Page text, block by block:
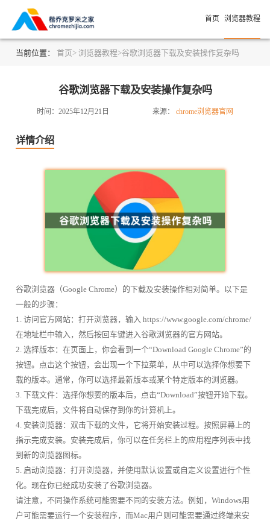
首页 浏览器教程
当前位置： 首页> 浏览器教程>谷歌浏览器下载及安装操作复杂吗
谷歌浏览器下载及安装操作复杂吗
时间：2025年12月21日 来源： chrome浏览器官网
详情介绍
谷歌浏览器（Google Chrome）的下载及安装操作相对简单。以下是
一般的步骤：
1. 访问官方网站：打开浏览器，输入 https://www.google.com/chrome/
在地址栏中输入，然后按回车键进入谷歌浏览器的官方网站。
2. 选择版本：在页面上，你会看到一个“Download Google Chrome”的
按钮。点击这个按钮，会出现一个下拉菜单，从中可以选择你想要下
载的版本。通常，你可以选择最新版本或某个特定版本的浏览器。
3. 下载文件：选择你想要的版本后，点击“Download”按钮开始下载。
下载完成后，文件将自动保存到你的计算机上。
4. 安装浏览器：双击下载的文件，它将开始安装过程。按照屏幕上的
指示完成安装。安装完成后，你可以在任务栏上的应用程序列表中找
到新的浏览器图标。
5. 启动浏览器：打开浏览器，并使用默认设置或自定义设置进行个性
化。现在你已经成功安装了谷歌浏览器。
请注意，不同操作系统可能需要不同的安装方法。例如，Windows用
户可能需要运行一个安装程序，而Mac用户则可能需要通过终端来安